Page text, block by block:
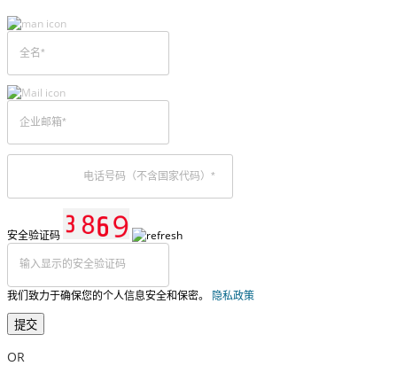
安全验证码
我们致力于确保您的个人信息安全和保密。 隐私政策
提交
OR